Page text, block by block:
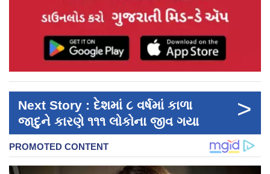
Next Story : દેશમાં ૮ વર્ષમાં કાળા
જાદુને કારણે ૧૧૧ લોકોના જીવ ગયા
>